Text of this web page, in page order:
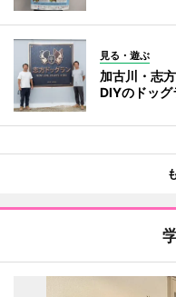
見る・遊ぶ
加古川・志
DIYのドッグ